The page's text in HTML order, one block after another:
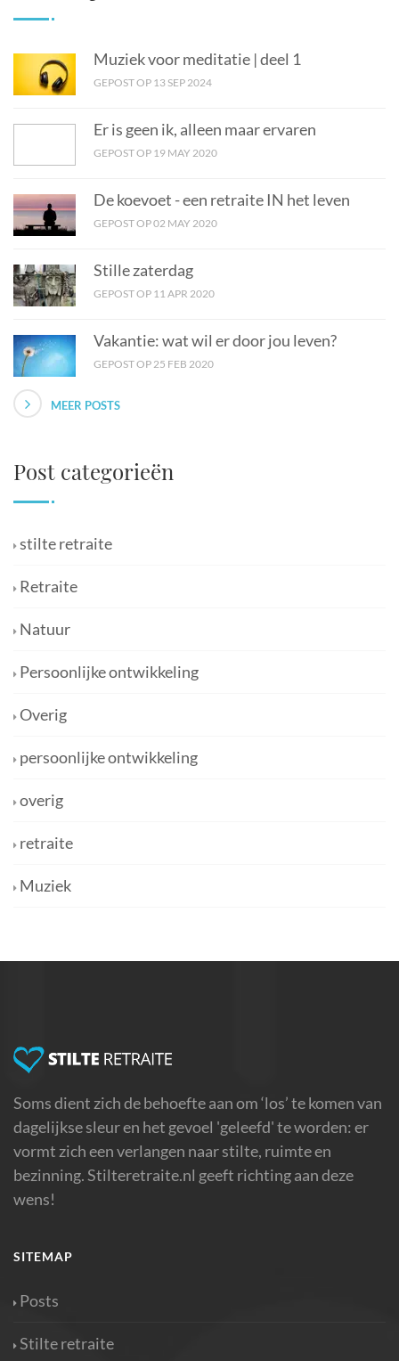
Muziek voor meditatie | deel 1
GEPOST OP 13 SEP 2024
Er is geen ik, alleen maar ervaren
GEPOST OP 19 MAY 2020
De koevoet - een retraite IN het leven
GEPOST OP 02 MAY 2020
Stille zaterdag
GEPOST OP 11 APR 2020
Vakantie: wat wil er door jou leven?
GEPOST OP 25 FEB 2020
MEER POSTS
Post categorieën
stilte retraite
Retraite
Natuur
Persoonlijke ontwikkeling
Overig
persoonlijke ontwikkeling
overig
retraite
Muziek
Soms dient zich de behoefte aan om ‘los’ te komen van
dagelijkse sleur en het gevoel 'geleefd' te worden: er
vormt zich een verlangen naar stilte, ruimte en
bezinning. Stilteretraite.nl geeft richting aan deze
wens!
SITEMAP
Posts
Stilte retraite